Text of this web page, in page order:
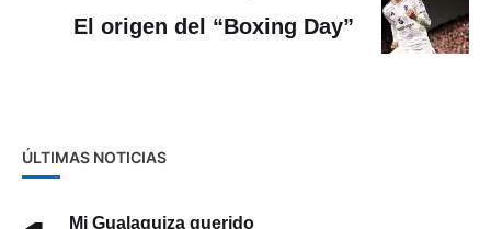
El origen del “Boxing Day”
ÚLTIMAS NOTICIAS
Mi Gualaquiza querido